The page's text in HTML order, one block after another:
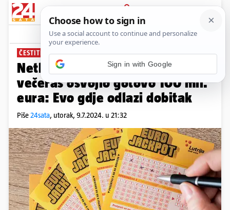
PRIJAVA
News Komentari
ČESTITKE DOBITNIKU
Netko je na Eurojackpotu
večeras osvojio gotovo 100 mil.
eura: Evo gdje odlazi dobitak
Piše24sata, utorak, 9.7.2024. u 21:32
Sign in with Google